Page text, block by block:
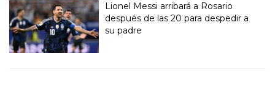
Lionel Messi arribará a Rosario
después de las 20 para despedir a
su padre